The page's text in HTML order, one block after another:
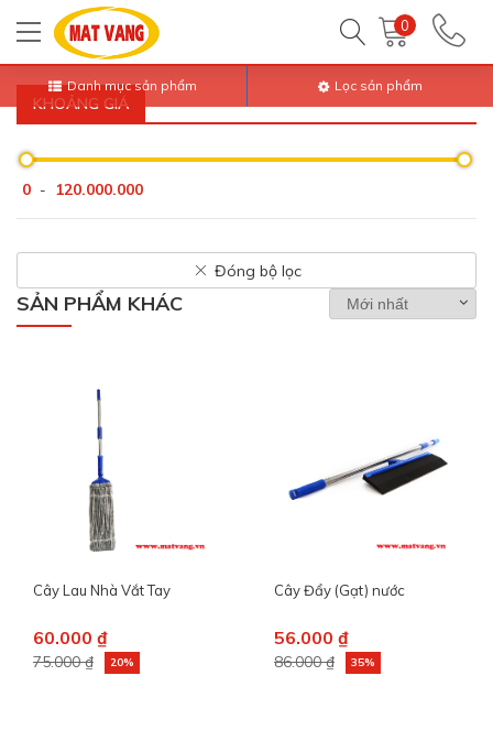
0
Trang chủ Tất Cả Sản Phẩm Sản phẩm khác
KHOẢNG GIÁ
0 - 120.000.000
Đóng bộ lọc
Danh mục sản phẩm Lọc sản phẩm
SẢN PHẨM KHÁC
Cây Lau Nhà Vắt Tay
60.000 ₫
75.000 ₫ 20%
Cây Đẩy (Gạt) nước
56.000 ₫
86.000 ₫ 35%